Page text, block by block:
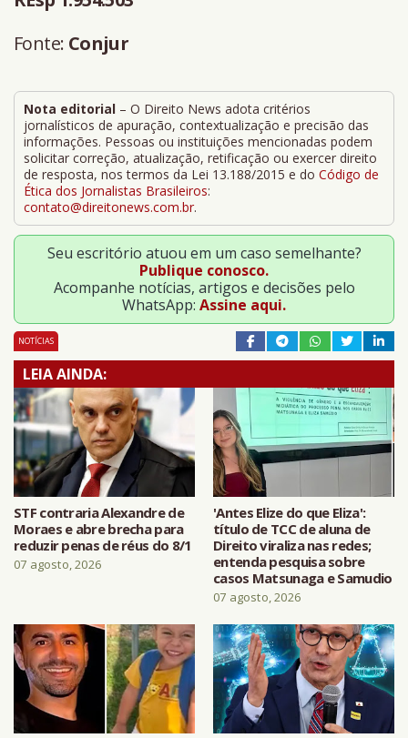
Fonte: Conjur
Nota editorial – O Direito News adota critérios
jornalísticos de apuração, contextualização e precisão das
informações. Pessoas ou instituições mencionadas podem
solicitar correção, atualização, retificação ou exercer direito
de resposta, nos termos da Lei 13.188/2015 e do Código de
Ética dos Jornalistas Brasileiros:
contato@direitonews.com.br.
Seu escritório atuou em um caso semelhante?
Publique conosco.
Acompanhe notícias, artigos e decisões pelo
WhatsApp: Assine aqui.
NOTÍCIAS
LEIA AINDA:
STF contraria Alexandre de
Moraes e abre brecha para
reduzir penas de réus do 8/1
07 agosto, 2026
'Antes Elize do que Eliza':
título de TCC de aluna de
Direito viraliza nas redes;
entenda pesquisa sobre
casos Matsunaga e Samudio
07 agosto, 2026